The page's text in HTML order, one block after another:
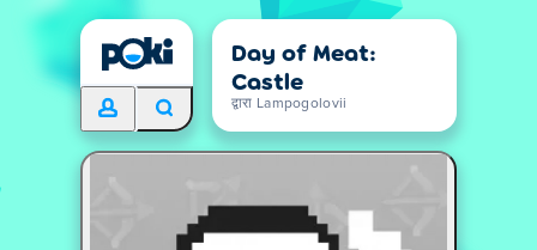
Day of Meat:
Castle
द्वारा Lampogolovii